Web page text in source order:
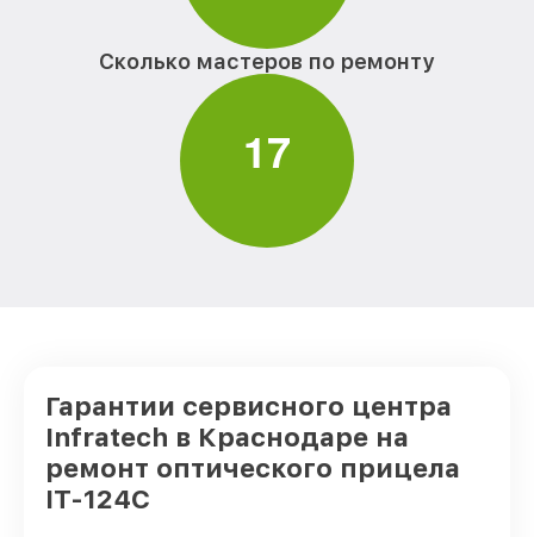
Сколько мастеров по ремонту
17
Гарантии сервисного центра
Infratech в Краснодаре на
ремонт оптического прицела
IT-124C